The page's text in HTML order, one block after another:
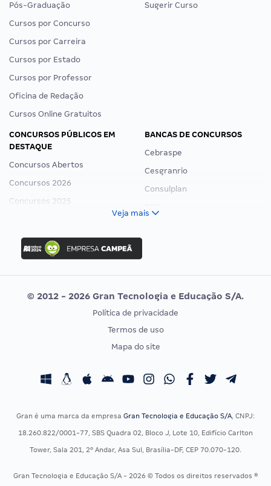
Pós-Graduação
Cursos por Concurso
Cursos por Carreira
Cursos por Estado
Cursos por Professor
Oficina de Redação
Cursos Online Gratuitos
Sugerir Curso
CONCURSOS PÚBLICOS EM
DESTAQUE
Concursos Abertos
Concursos 2026
Concursos 2025
Concurso Ibama
Concurso MPU
Editais publicados
BANCAS DE CONCURSOS
Cebraspe
Cesgranrio
Consulplan
Vunesp
CONCURSOS POR PROFISSÃO
Concursos Fiscais
Concursos Saúde
Residência Multiprofissional
EXAME DE ORDEM
Calendário OAB
Veja mais
© 2012 - 2026 Gran Tecnologia e Educação S/A.
Política de privacidade
Termos de uso
Mapa do site
Gran é uma marca da empresa Gran Tecnologia e Educação S/A, CNPJ:
18.260.822/0001-77, SBS Quadra 02, Bloco J, Lote 10, Edifício Carlton
Tower, Sala 201, 2º Andar, Asa Sul, Brasília-DF, CEP 70.070-120.
Gran Tecnologia e Educação S/A - 2026 © Todos os direitos reservados ®